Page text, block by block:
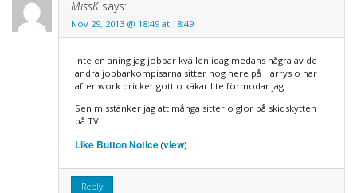
MissK says:
Nov 29, 2013 @ 18:49 at 18:49
Inte en aning jag jobbar kvällen idag medans några av de
andra jobbarkompisarna sitter nog nere på Harrys o har
after work dricker gott o käkar lite förmodar jag
Sen misstänker jag att många sitter o glor på skidskytten
på TV
Like Button Notice(view)
Reply